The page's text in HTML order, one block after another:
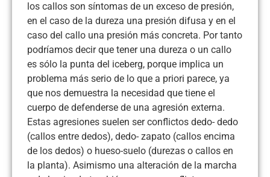
los callos son síntomas de un exceso de presión,
en el caso de la dureza una presión difusa y en el
caso del callo una presión más concreta. Por tanto
podríamos decir que tener una dureza o un callo
es sólo la punta del iceberg, porque implica un
problema más serio de lo que a priori parece, ya
que nos demuestra la necesidad que tiene el
cuerpo de defenderse de una agresión externa.
Estas agresiones suelen ser conflictos dedo- dedo
(callos entre dedos), dedo- zapato (callos encima
de los dedos) o hueso-suelo (durezas o callos en
la planta). Asimismo una alteración de la marcha